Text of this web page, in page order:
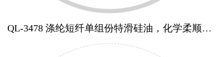
QL-3478 涤纶短纤单组份特滑硅油，化学柔顺加
滑助剂